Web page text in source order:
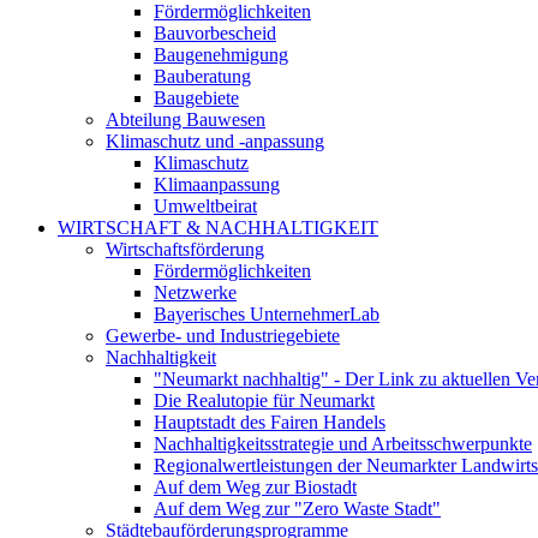
Fördermöglichkeiten
Bauvorbescheid
Baugenehmigung
Bauberatung
Baugebiete
Abteilung Bauwesen
Klimaschutz und -anpassung
Klimaschutz
Klimaanpassung
Umweltbeirat
WIRTSCHAFT & NACHHALTIGKEIT
Wirtschaftsförderung
Fördermöglichkeiten
Netzwerke
Bayerisches UnternehmerLab
Gewerbe- und Industriegebiete
Nachhaltigkeit
"Neumarkt nachhaltig" - Der Link zu aktuellen
Die Realutopie für Neumarkt
Hauptstadt des Fairen Handels
Nachhaltigkeitsstrategie und Arbeitsschwerpunkte
Regionalwertleistungen der Neumarkter
Auf dem Weg zur Biostadt
Auf dem Weg zur "Zero Waste Stadt"
Städtebauförderungsprogramme